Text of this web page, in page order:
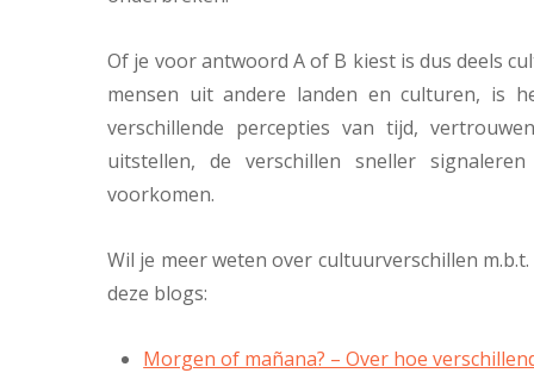
Of je voor antwoord A of B kiest is dus deels
mensen uit andere landen en culturen, is
verschillende percepties van tijd,
uitstellen, de verschillen sneller
voorkomen.
Wil je meer weten over cultuurverschillen
deze blogs:
Morgen of mañana? – Over hoe